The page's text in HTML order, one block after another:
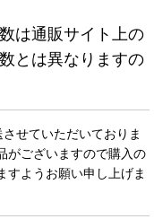
は通販サイト上の
とは異なりますの
せていただいておりま
がございますので購入の
すようお願い申し上げま